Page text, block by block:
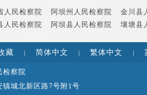
人民检察院 阿坝州人民检察院
金川县
人民检察院 阿坝县人民检察院 壤塘县
藏 简体中文 繁体中文
检察院
城北新区路7号附1号